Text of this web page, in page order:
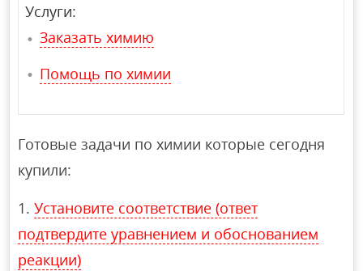
Услуги:
Заказать химию
Помощь по химии
Готовые задачи по химии которые сегодня
купили:
Установите соответствие (ответ
подтвердите уравнением и обоснованием
реакции)